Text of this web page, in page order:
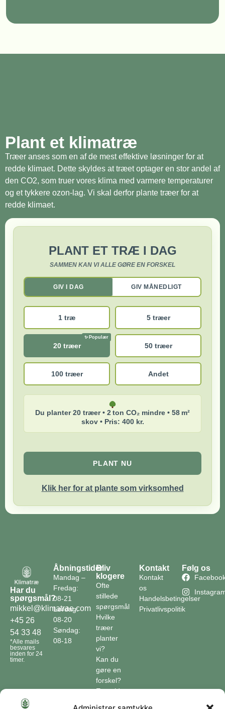
Plant et klimatræ
Træer anses som en af de mest effektive løsninger for at
redde klimaet. Dette skyldes at træet optager en stor andel af
den CO2, som truer vores klima med varmere temperaturer
og et tykkere ozon-lag. Vi skal derfor plante træer for at
redde klimaet.
PLANT ET TRÆ I DAG
SAMMEN KAN VI ALLE GØRE EN FORSKEL
GIV I DAG GIV MÅNEDLIGT
1 træ 5 træer
20 træer 50 træer
100 træer Andet
Du planter 20 træer • 2 ton CO₂ mindre • 58 m²
skov • Pris: 400 kr.
PLANT NU
Klik her for at plante som virksomhed
Har du
spørgsmål?
mikkel@klimatrae.com
+45 26
54 33 48
*Alle mails
besvares
inden for 24
timer.
Åbningstider
Mandag –
Fredag:
08-21
Lørdag:
08-20
Søndag:
08-18
Bliv
klogere
Ofte
stillede
spørgsmål
Hvilke
træer
planter
vi?
Kan du
gøre en
forskel?
En guide
Kontakt
Kontakt
os
Handelsbetingelser
Privatlivspolitik
Følg os